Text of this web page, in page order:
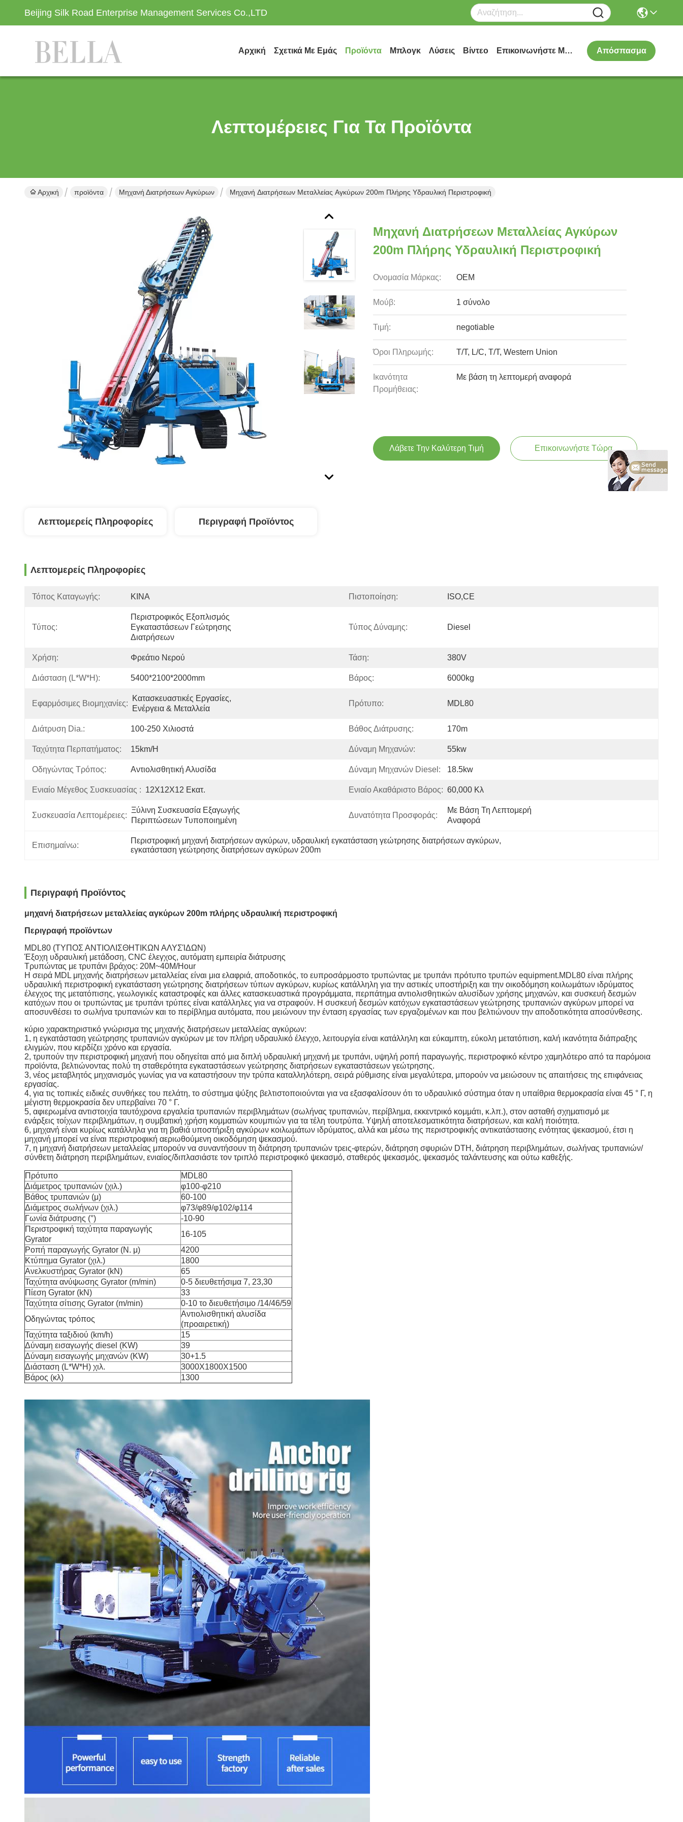
Beijing Silk Road Enterprise Management Services Co.,LTD
Αρχική Σχετικά Με Εμάς Προϊόντα Μπλογκ Λύσεις Βίντεο Επικοινωνήστε Μαζί Μας Απόσπασμα
Λεπτομέρειες Για Τα Προϊόντα
Αρχική προϊόντα Μηχανή Διατρήσεων Αγκύρων Μηχανή Διατρήσεων Μεταλλείας Αγκύρων 200m Πλήρης Υδραυλική Περιστροφική
Μηχανή Διατρήσεων Μεταλλείας Αγκύρων
200m Πλήρης Υδραυλική Περιστροφική
Ονομασία Μάρκας: OEM
Μούβ: 1 σύνολο
Τιμή: negotiable
Όροι Πληρωμής: T/T, L/C, T/T, Western Union
Ικανότητα
Προμήθειας:
Με βάση τη λεπτομερή αναφορά
Λάβετε Την Καλύτερη Τιμή Επικοινωνήστε Τώρα
Λεπτομερείς Πληροφορίες Περιγραφή Προϊόντος
Λεπτομερείς Πληροφορίες
Τόπος Καταγωγής: ΚΙΝΑ Πιστοποίηση: ISO,CE
Τύπος:
Περιστροφικός Εξοπλισμός
Εγκαταστάσεων Γεώτρησης
Διατρήσεων
Τύπος Δύναμης: Diesel
Χρήση: Φρεάτιο Νερού Τάση: 380V
Διάσταση (l*w*h): 5400*2100*2000mm Βάρος: 6000kg
Εφαρμόσιμες Βιομηχανίες:
Κατασκευαστικές Εργασίες,
Ενέργεια & Μεταλλεία
Πρότυπο: MDL80
Διάτρυση Dia.: 100-250 Χιλιοστά Βάθος Διάτρυσης: 170m
Ταχύτητα Περπατήματος: 15km/h Δύναμη Μηχανών: 55kw
Οδηγώντας Τρόπος: Αντιολισθητική Αλυσίδα Δύναμη Μηχανών Diesel: 18.5kw
Ενιαίο Μέγεθος Συσκευασίας : 12X12X12 Εκατ. Ενιαίο Ακαθάριστο Βάρος: 60,000 Κλ
Συσκευασία Λεπτομέρειες:
Ξύλινη Συσκευασία Εξαγωγής
Περιπτώσεων Τυποποιημένη
Δυνατότητα Προσφοράς:
Με Βάση Τη Λεπτομερή
Αναφορά
Επισημαίνω:
Περιστροφική μηχανή διατρήσεων αγκύρων, υδραυλική εγκατάσταση γεώτρησης διατρήσεων αγκύρων,
εγκατάσταση γεώτρησης διατρήσεων αγκύρων 200m
Περιγραφή Προϊόντος
μηχανή διατρήσεων μεταλλείας αγκύρων 200m πλήρης υδραυλική περιστροφική
Περιγραφή προϊόντων
MDL80 (ΤΥΠΟΣ ΑΝΤΙΟΛΙΣΘΗΤΙΚΩΝ ΑΛΥΣΊΔΩΝ)
Έξοχη υδραυλική μετάδοση, CNC έλεγχος, αυτόματη εμπειρία διάτρυσης
Τρυπώντας με τρυπάνι βράχος: 20M~40M/Hour
Η σειρά MDL μηχανής διατρήσεων μεταλλείας είναι μια ελαφριά, αποδοτικός, το ευπροσάρμοστο τρυπώντας με τρυπάνι πρότυπο τρυπών equipment.MDL80 είναι πλήρης
υδραυλική περιστροφική εγκατάσταση γεώτρησης διατρήσεων τύπων αγκύρων, κυρίως κατάλληλη για την αστικές υποστήριξη και την οικοδόμηση κοιλωμάτων ιδρύματος
έλεγχος της μετατόπισης, γεωλογικές καταστροφές και άλλες κατασκευαστικά προγράμματα, περπάτημα αντιολισθητικών αλυσίδων χρήσης μηχανών, και συσκευή δεσμών
κατόχων που οι τρυπώντας με τρυπάνι τρύπες είναι κατάλληλες για να στραφούν. Η συσκευή δεσμών κατόχων εγκαταστάσεων γεώτρησης τρυπανιών αγκύρων μπορεί να
αποσυνθέσει το σωλήνα τρυπανιών και το περίβλημα αυτόματα, που μειώνουν την ένταση εργασίας των εργαζομένων και που βελτιώνουν την αποδοτικότητα αποσύνθεσης.
κύριο χαρακτηριστικό γνώρισμα της μηχανής διατρήσεων μεταλλείας αγκύρων:
1, η εγκατάσταση γεώτρησης τρυπανιών αγκύρων με τον πλήρη υδραυλικό έλεγχο, λειτουργία είναι κατάλληλη και εύκαμπτη, εύκολη μετατόπιση, καλή ικανότητα διάπραξης
ελιγμών, που κερδίζει χρόνο και εργασία.
2, τρυπούν την περιστροφική μηχανή που οδηγείται από μια διπλή υδραυλική μηχανή με τρυπάνι, υψηλή ροπή παραγωγής, περιστροφικό κέντρο χαμηλότερο από τα παρόμοια
προϊόντα, βελτιώνοντας πολύ τη σταθερότητα εγκαταστάσεων γεώτρησης διατρήσεων εγκαταστάσεων γεώτρησης.
3, νέος μεταβλητός μηχανισμός γωνίας για να καταστήσουν την τρύπα καταλληλότερη, σειρά ρύθμισης είναι μεγαλύτερα, μπορούν να μειώσουν τις απαιτήσεις της επιφάνειας
εργασίας.
4, για τις τοπικές ειδικές συνθήκες του πελάτη, το σύστημα ψύξης βελτιστοποιούνται για να εξασφαλίσουν ότι το υδραυλικό σύστημα όταν η υπαίθρια θερμοκρασία είναι 45 ° Γ, η
μέγιστη θερμοκρασία δεν υπερβαίνει 70 ° Γ.
5, αφιερωμένα αντιστοιχία ταυτόχρονα εργαλεία τρυπανιών περιβλημάτων (σωλήνας τρυπανιών, περίβλημα, εκκεντρικό κομμάτι, κ.λπ.), στον ασταθή σχηματισμό με
ενάρξεις τοίχων περιβλημάτων, η συμβατική χρήση κομματιών κουμπιών για τα τέλη τουτρύπα. Υψηλή αποτελεσματικότητα διατρήσεων, και καλή ποιότητα.
6, μηχανή είναι κυρίως κατάλληλα για τη βαθιά υποστήριξη αγκύρων κοιλωμάτων ιδρύματος, αλλά και μέσω της περιστροφικής αντικατάστασης ενότητας ψεκασμού, έτσι η
μηχανή μπορεί να είναι περιστροφική αεριωθούμενη οικοδόμηση ψεκασμού.
7, η μηχανή διατρήσεων μεταλλείας μπορούν να συναντήσουν τη διάτρηση τρυπανιών τρεις-φτερών, διάτρηση σφυριών DTH, διάτρηση περιβλημάτων, σωλήνας τρυπανιών/
σύνθετη διάτρηση περιβλημάτων, ενιαίος/διπλασιάστε τον τριπλό περιστροφικό ψεκασμό, σταθερός ψεκασμός, ψεκασμός ταλάντευσης και ούτω καθεξής.
Πρότυπο
MDL80
Διάμετρος τρυπανιών (χιλ.)
φ100-φ210
Βάθος τρυπανιών (μ)
60-100
Διάμετρος σωλήνων (χιλ.)
φ73/φ89/φ102/φ114
Γωνία διάτρυσης (°)
-10-90
Περιστροφική ταχύτητα παραγωγής
Gyrator
16-105
Ροπή παραγωγής Gyrator (Ν. μ)
4200
Κτύπημα Gyrator (χιλ.)
1800
Ανελκυστήρας Gyrator (kN)
65
Ταχύτητα ανύψωσης Gyrator (m/min)
0-5 διευθετήσιμα 7, 23,30
Πίεση Gyrator (kN)
33
Ταχύτητα σίτισης Gyrator (m/min)
0-10 το διευθετήσιμο /14/46/59
Οδηγώντας τρόπος
Αντιολισθητική αλυσίδα
(προαιρετική)
Ταχύτητα ταξιδιού (km/h)
15
Δύναμη εισαγωγής diesel (KW)
39
Δύναμη εισαγωγής μηχανών (KW)
30+1.5
Διάσταση (L*W*H) χιλ.
3000X1800X1500
Βάρος (κλ)
1300